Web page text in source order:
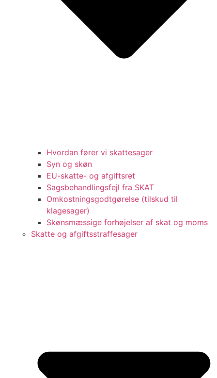
Hvordan fører vi skattesager
Syn og skøn
EU-skatte- og afgiftsret
Sagsbehandlingsfejl fra SKAT
Omkostningsgodtgørelse (tilskud til
klagesager)
Skønsmæssige forhøjelser af skat og moms
Skatte og afgiftsstraffesager